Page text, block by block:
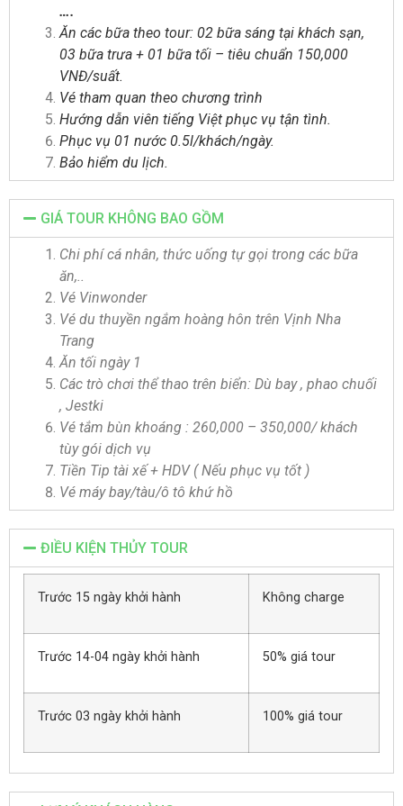
….
Ăn các bữa theo tour: 02 bữa sáng tại khách sạn,
03 bữa trưa + 01 bữa tối – tiêu chuẩn 150,000
VNĐ/suất.
Vé tham quan theo chương trình
Hướng dẫn viên tiếng Việt phục vụ tận tình.
Phục vụ 01 nước 0.5l/khách/ngày.
Bảo hiểm du lịch.
GIÁ TOUR KHÔNG BAO GỒM
Chi phí cá nhân, thức uống tự gọi trong các bữa
ăn,..
Vé Vinwonder
Vé du thuyền ngắm hoàng hôn trên Vịnh Nha
Trang
Ăn tối ngày 1
Các trò chơi thể thao trên biển: Dù bay , phao chuối
, Jestki
Vé tắm bùn khoáng : 260,000 – 350,000/ khách
tùy gói dịch vụ
Tiền Tip tài xế + HDV ( Nếu phục vụ tốt )
Vé máy bay/tàu/ô tô khứ hồ
ĐIỀU KIỆN THỦY TOUR
Trước 15 ngày khởi hành Không charge
Trước 14-04 ngày khởi hành 50% giá tour
Trước 03 ngày khởi hành 100% giá tour